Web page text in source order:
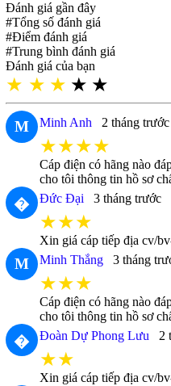
Đánh giá gần đây
#Tổng số đánh giá
#Điểm đánh giá
#Trung bình đánh giá
Đánh giá của bạn
★ ★ ★ ★ ★
M Minh Anh 2 tháng trước
★★★★
Cáp điện có hãng nào
cho tôi thông tin hồ sơ
� Đức Đại 3 tháng trước
★★★
Xin giá cáp tiếp địa cv/
M Minh Thắng 3 tháng
★★★
Cáp điện có hãng nào
cho tôi thông tin hồ sơ
� Đoàn Dự Phong Lưu 2
★★
Xin giá cáp tiếp địa cv/